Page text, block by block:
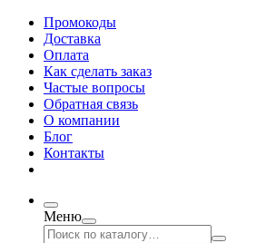
Промокоды
Доставка
Оплата
Как сделать заказ
Частые вопросы
Обратная связь
О компании
Блог
Контакты
Меню